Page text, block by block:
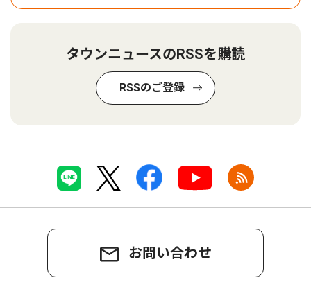
タウンニュースのRSSを購読
RSSのご登録
お問い合わせ